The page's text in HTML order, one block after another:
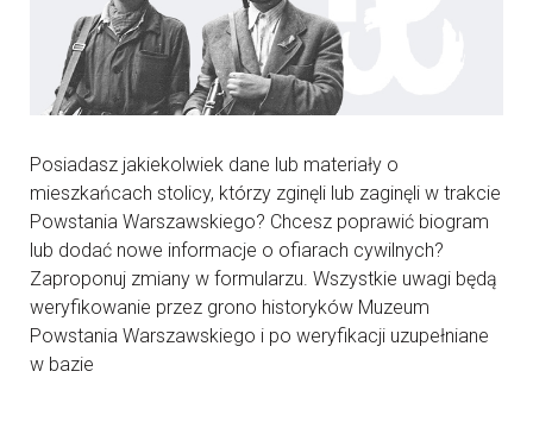
Posiadasz jakiekolwiek dane lub materiały o
mieszkańcach stolicy, którzy zginęli lub zaginęli w trakcie
Powstania Warszawskiego? Chcesz poprawić biogram
lub dodać nowe informacje o ofiarach cywilnych?
Zaproponuj zmiany w formularzu. Wszystkie uwagi będą
weryfikowanie przez grono historyków Muzeum
Powstania Warszawskiego i po weryfikacji uzupełniane
w bazie